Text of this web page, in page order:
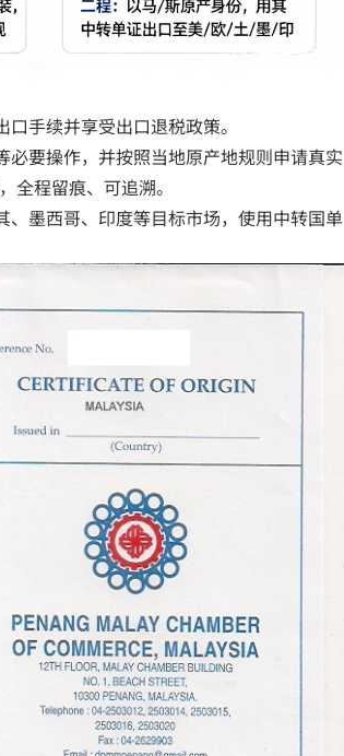
手续并享受出口退税政策。
要操作，并按照当地原产地规则申请真实
全程留痕、可追溯。
墨西哥、印度等目标市场，使用中转国单